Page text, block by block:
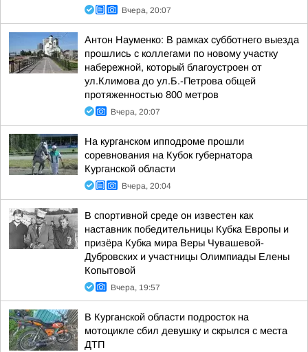
Вчера, 20:07
Антон Науменко: В рамках субботнего выезда
прошлись с коллегами по новому участку
набережной, который благоустроен от
ул.Климова до ул.Б.-Петрова общей
протяженностью 800 метров
Вчера, 20:07
На курганском ипподроме прошли
соревнования на Кубок губернатора
Курганской области
Вчера, 20:04
В спортивной среде он известен как
наставник победительницы Кубка Европы и
призёра Кубка мира Веры Чувашевой-
Дубровских и участницы Олимпиады Елены
Копытовой
Вчера, 19:57
В Курганской области подросток на
мотоцикле сбил девушку и скрылся с места
ДТП